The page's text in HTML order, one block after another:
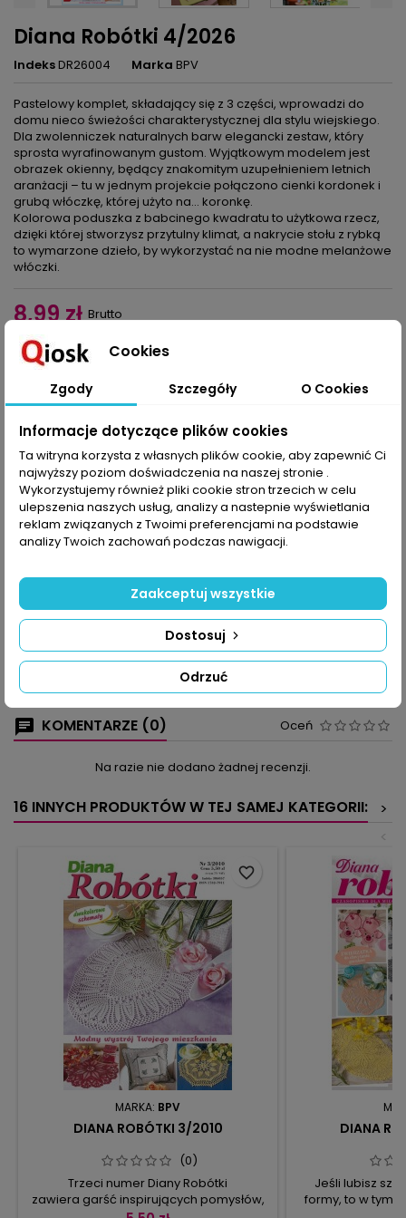
Diana Robótki 4/2026
IndeksDR26004 Marka BPV
Pastelowy komplet, składający się z 3 części, wprowadzi do
domu nieco świeżości charakterystycznej dla stylu wiejskiego.
Dla zwolenniczek naturalnych barw elegancki zestaw, który
sprosta wyrafinowanym gustom. Wyjątkowym modelem jest
obrazek okienny, będący znakomitym uzupełnieniem letnich
aranżacji – tu w jednym projekcie połączono cienki kordonek i
grubą włóczkę, której użyto na… koronkę.
Kolorowa poduszka z babcinego kwadratu to użytkowa rzecz,
dzięki której stworzysz przytulny klimat, a nakrycie stołu z rybką
to wymarzone dzieło, by wykorzystać na nie modne melanżowe
włóczki.
8,99 zł Brutto
Ilość 
OPIS SZCZEGÓŁY PRODUKTU
Pastelowy komplet, składający się z 3 części, wprowadzi do
domu nieco świeżości charakterystycznej dla stylu wiejskiego.
obrazek okienny, będący znakomitym uzupełnieniem letnich
aranżacji – tu w jednym projekcie połączono cienki kordonek i
grubą włóczkę, której użyto na… koronkę.
Kolorowa poduszka z babcinego kwadratu to użytkowa rzecz,
dzięki której stworzysz przytulny klimat, a nakrycie stołu z rybką
to wymarzone dzieło, by wykorzystać na nie modne melanżowe
włóczki.
KOMENTARZE (0) Oceń
Na razie nie dodano żadnej recenzji.
16 INNYCH PRODUKTÓW W TEJ SAMEJ KATEGORII:
>
<
MARKA: BPV
DIANA ROBÓTKI 3/2010
(0)
Trzeci numer Diany Robótki
zawiera garść inspirujących pomysłów,
favorite_border
DIANA
Jeśli lubisz
formy, to w tym
Cookies
Zgody Szczegóły O Cookies
Informacje dotyczące plików cookies
Ta witryna korzysta z własnych plików cookie, aby zapewnić Ci
najwyższy poziom doświadczenia na naszej stronie .
Wykorzystujemy również pliki cookie stron trzecich w celu
ulepszenia naszych usług, analizy a nastepnie wyświetlania
reklam związanych z Twoimi preferencjami na podstawie
analizy Twoich zachowań podczas nawigacji.
Odrzuć
Dostosuj
Zaakceptuj wszystkie